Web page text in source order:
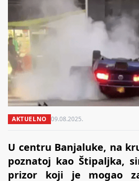
AKTUELNO 09.08.2025.
U centru Banjaluke, na
poznatoj kao Štipaljka,
prizor koji je mogao